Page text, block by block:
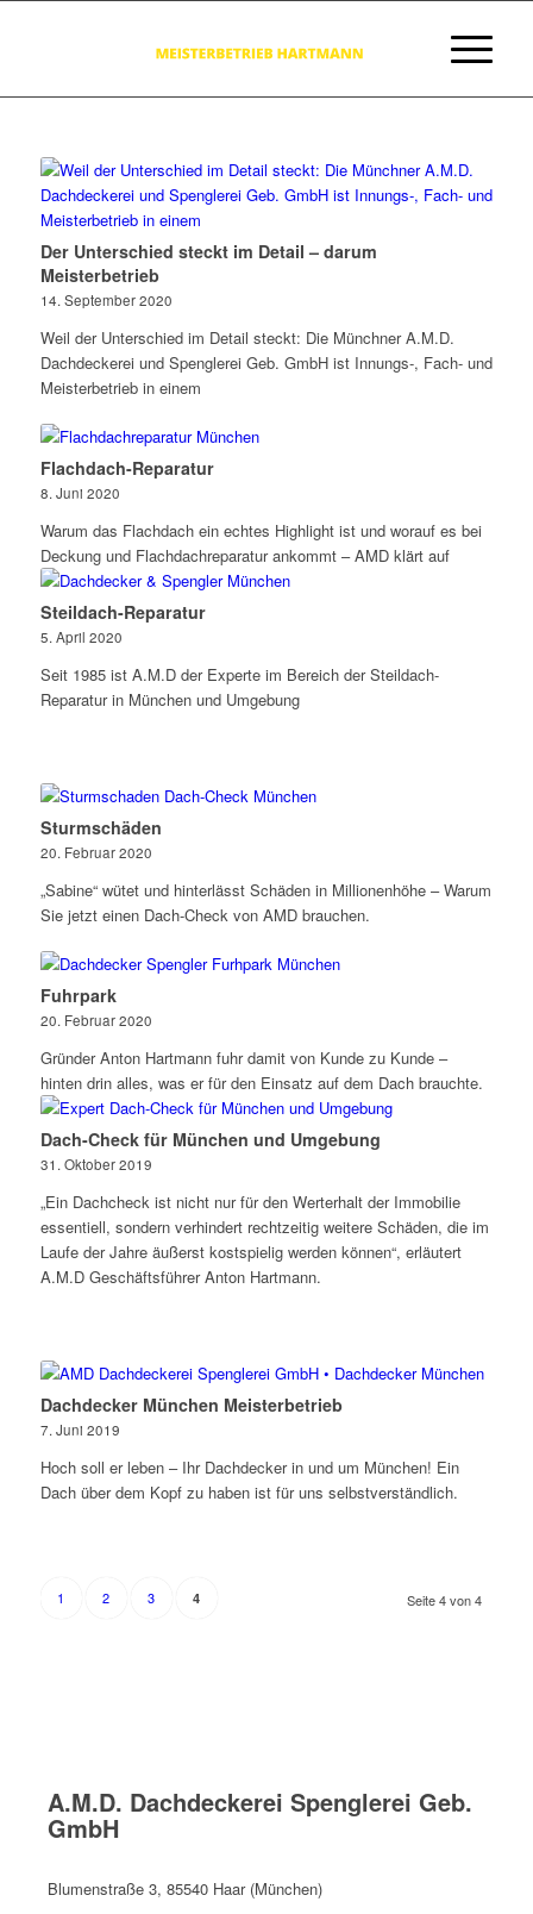
Der Unterschied steckt im Detail – darum
Meisterbetrieb
14. September 2020
Weil der Unterschied im Detail steckt: Die Münchner A.M.D.
Dachdeckerei und Spenglerei Geb. GmbH ist Innungs-, Fach- und
Meisterbetrieb in einem
Flachdach-Reparatur
8. Juni 2020
Warum das Flachdach ein echtes Highlight ist und worauf es bei
Deckung und Flachdachreparatur ankommt – AMD klärt auf
Steildach-Reparatur
5. April 2020
Seit 1985 ist A.M.D der Experte im Bereich der Steildach-
Reparatur in München und Umgebung
Sturmschäden
20. Februar 2020
„Sabine“ wütet und hinterlässt Schäden in Millionenhöhe – Warum
Sie jetzt einen Dach-Check von AMD brauchen.
Fuhrpark
20. Februar 2020
Gründer Anton Hartmann fuhr damit von Kunde zu Kunde –
hinten drin alles, was er für den Einsatz auf dem Dach brauchte.
Dach-Check für München und Umgebung
31. Oktober 2019
„Ein Dachcheck ist nicht nur für den Werterhalt der Immobilie
essentiell, sondern verhindert rechtzeitig weitere Schäden, die im
Laufe der Jahre äußerst kostspielig werden können“, erläutert
A.M.D Geschäftsführer Anton Hartmann.
Dachdecker München Meisterbetrieb
7. Juni 2019
Hoch soll er leben – Ihr Dachdecker in und um München! Ein
Dach über dem Kopf zu haben ist für uns selbstverständlich.
Seite 4 von 4
1 2 3 4
A.M.D. Dachdeckerei Spenglerei Geb.
GmbH
Blumenstraße 3, 85540 Haar (München)